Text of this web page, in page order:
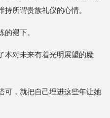
所谓贵族礼仪的心情。
褪下。
本对未来有着光明展望的魔
可，就把自己埋进这些年让她